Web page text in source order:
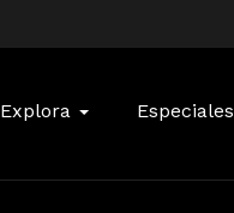
Explora Especiales